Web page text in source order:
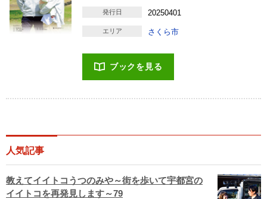
発行日 20250401
エリア さくら市
ブックを見る
人気記事
教えてイイトコうつのみや～街を歩いて宇都宮の
イイトコを再発見します～79